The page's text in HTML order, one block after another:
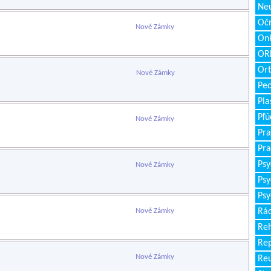
Nové Zámky
Nové Zámky
Nové Zámky
Nové Zámky
Nové Zámky
Nové Zámky